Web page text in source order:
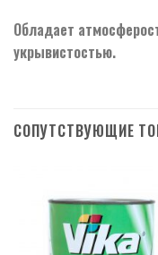
Обладает
укрывистостью.
СОПУТСТВУЮЩИЕ